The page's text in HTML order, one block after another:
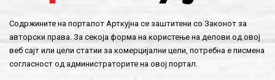
Содржините на порталот Арткујна се заштитени со Законот за
авторски права. За секоја форма на користење на делови од овој
веб сајт или цели статии за комерцијални цели, потребна е писмена
согласност од администраторите на овој портал.